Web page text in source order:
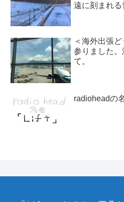
遠に刻まれる
＜海外出張
参りました
て。
radioheadの